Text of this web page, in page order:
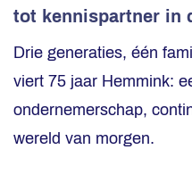
tot kennispartner in
Drie generaties, één
viert 75 jaar Hemmink:
ondernemerschap,
wereld van morgen.